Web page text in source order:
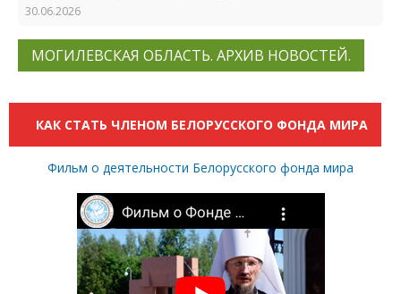
30.06.2026
МОГИЛЕВСКАЯ ОБЛАСТЬ. АРХИВ НОВОСТЕЙ.
КАК СТАТЬ ЧЛЕНОМ БЕЛОРУССКОГО ФОНДА МИРА
Фильм о деятельности Белорусского фонда мира